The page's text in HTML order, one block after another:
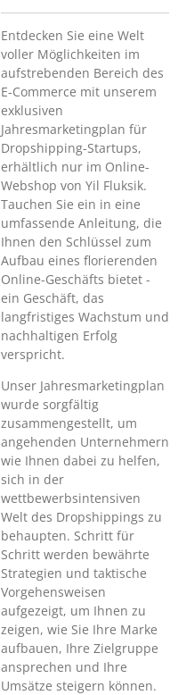
Entdecken Sie eine Welt
voller Möglichkeiten im
aufstrebenden Bereich des
E-Commerce mit unserem
exklusiven
Jahresmarketingplan für
Dropshipping-Startups,
erhältlich nur im Online-
Webshop von Yil Fluksik.
Tauchen Sie ein in eine
umfassende Anleitung, die
Ihnen den Schlüssel zum
Aufbau eines florierenden
Online-Geschäfts bietet -
ein Geschäft, das
langfristiges Wachstum und
nachhaltigen Erfolg
verspricht.
Unser Jahresmarketingplan
wurde sorgfältig
zusammengestellt, um
angehenden Unternehmern
wie Ihnen dabei zu helfen,
sich in der
wettbewerbsintensiven
Welt des Dropshippings zu
behaupten. Schritt für
Schritt werden bewährte
Strategien und taktische
Vorgehensweisen
aufgezeigt, um Ihnen zu
zeigen, wie Sie Ihre Marke
aufbauen, Ihre Zielgruppe
ansprechen und Ihre
Umsätze steigern können.